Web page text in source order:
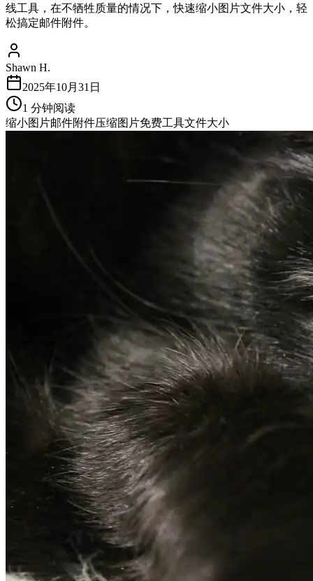
线工具，在不牺牲质量的情况下，快速缩小图片文件大小，轻
松搞定邮件附件。
Shawn H.
2025年10月31日
1 分钟阅读
缩小图片邮件附件压缩图片免费工具文件大小